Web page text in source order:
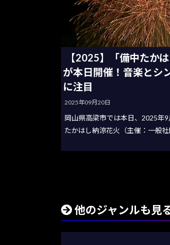
【2025】「備中たか
が本日開催！音楽とシ
に注目
2025年09月20日
岡山県高梁市では本日、2025年
たかはし納涼花火（主催：一般
他のジャンルも見